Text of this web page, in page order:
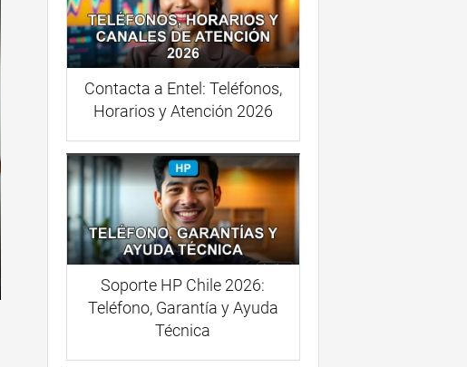
Contacta a Entel: Teléfonos,
Horarios y Atención 2026
Soporte HP Chile 2026:
Teléfono, Garantía y Ayuda
Técnica